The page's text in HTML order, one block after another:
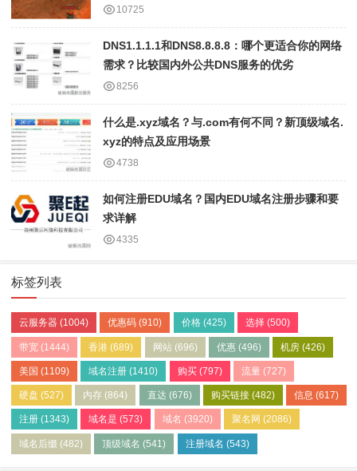
10725
DNS1.1.1.1和DNS8.8.8.8：哪个更适合你的网络
需求？比较国内外公共DNS服务的优劣
8256
什么是.xyz域名？与.com有何不同？新顶级域名.
xyz的特点及应用场景
4738
如何注册EDU域名？国内EDU域名注册步骤和要
求详解
4335
标签列表
云服务器 (1004) 优惠码 (910) 价格(425) 选择(500)
带宽 (1444) 香港 (689) 网站(696) 优惠(496) 机房 (426)
美国 (1109) 域名注册 (1410) 购买(797) 流量(727)
硬盘 (527) 内存 (864) 直达 (676) 购买链接(482) 信息 (617)
注册 (1343) 域名是 (573) 域名 (3920) 聚名网 (2086)
域名后缀 (482) 顶级域名 (541) 注册域名 (543)